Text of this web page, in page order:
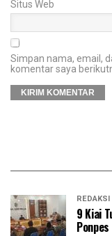
Situs Web
Simpan nama, email,
komentar saya
REDAKSI
9 Kiai